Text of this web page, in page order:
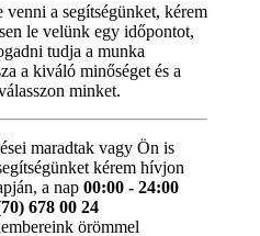
a segítségünket, kérem
le velünk egy időpontot,
tudja a munka
a kiváló minőséget és a
minket.
maradtak vagy Ön is
kérem hívjon
a nap 00:00 - 24:00
678 00 24
örömmel